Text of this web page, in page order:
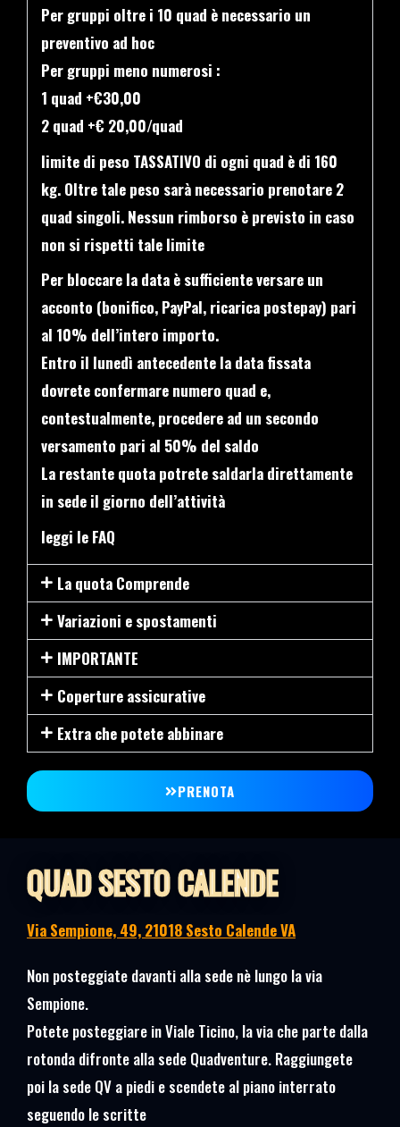
Per gruppi oltre i 10 quad è necessario un
preventivo ad hoc
Per gruppi meno numerosi :
1 quad +€30,00
2 quad +€ 20,00/quad
limite di peso TASSATIVO di ogni quad è di 160
kg. Oltre tale peso sarà necessario prenotare 2
quad singoli. Nessun rimborso è previsto in caso
non si rispetti tale limite
Per bloccare la data è sufficiente versare un
acconto (bonifico, PayPal, ricarica postepay) pari
al 10% dell’intero importo.
Entro il lunedì antecedente la data fissata
dovrete confermare numero quad e,
contestualmente, procedere ad un secondo
versamento pari al 50% del saldo
La restante quota potrete saldarla direttamente
in sede il giorno dell’attività
leggi le FAQ
La quota Comprende
Variazioni e spostamenti
IMPORTANTE
Coperture assicurative
Extra che potete abbinare
PRENOTA
QUAD SESTO CALENDE
Via Sempione, 49, 21018 Sesto Calende VA
Non posteggiate davanti alla sede nè lungo la via
Sempione.
Potete posteggiare in Viale Ticino, la via che parte dalla
rotonda difronte alla sede Quadventure. Raggiungete
poi la sede QV a piedi e scendete al piano interrato
seguendo le scritte